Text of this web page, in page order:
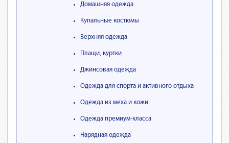
Домашняя одежда
Купальные костюмы
Верхняя одежда
Плащи, куртки
Джинсовая одежда
Одежда для спорта и активного отдыха
Одежда из меха и кожи
Одежда премиум-класса
Нарядная одежда